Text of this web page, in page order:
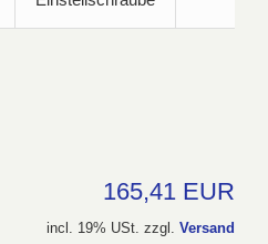
165,41 EUR
incl. 19% USt. zzgl. Versand